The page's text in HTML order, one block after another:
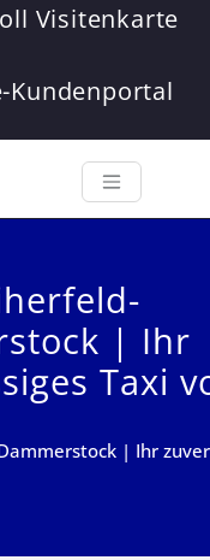
Visitenkarte
Kundenportal
| Ihr
Taxi
| Ihr